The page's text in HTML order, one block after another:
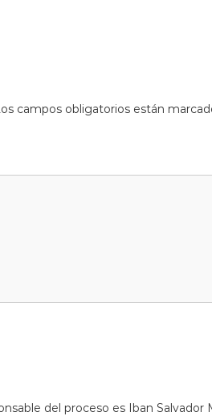
campos obligatorios están
del proceso es Iban Salvador